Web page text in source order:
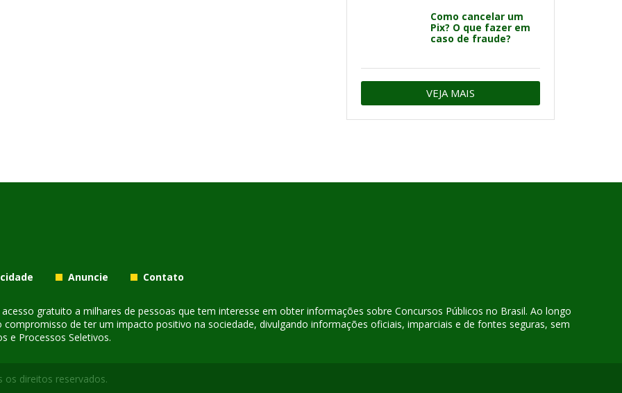
Como cancelar um
Pix? O que fazer em
caso de fraude?
VEJA MAIS
Anuncie Contato
gratuito a milhares de pessoas que tem interesse em obter informações sobre Concursos Públicos no Brasil. Ao longo
de ter um impacto positivo na sociedade, divulgando informações oficiais, imparciais e de fontes seguras, sem
e Processos Seletivos.
os direitos reservados.